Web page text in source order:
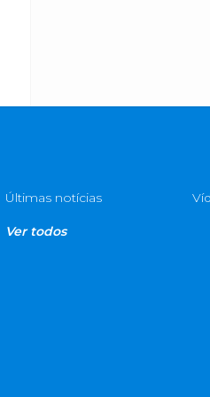
Últimas notícias
Ver todos